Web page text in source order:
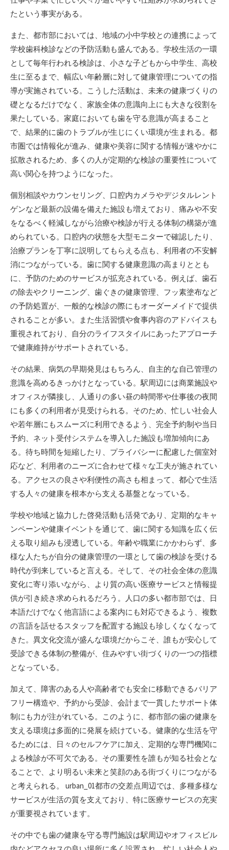
たという事実がある。
また、都市部においては、地域の小中学校との連携によって
学校歯科検診などの予防活動も盛んである。学校生活の一環
として毎年行われる検診は、小さな子どもから中学生、高校
生に至るまで、幅広い年齢層に対して健康管理についての指
導が実施されている。こうした活動は、未来の健康づくりの
礎となるだけでなく、家族全体の意識向上にも大きな役割を
果たしている。家庭においても歯を守る意識が高まること
で、結果的に歯のトラブルが生じにくい環境が生まれる。都
市圏では情報化が進み、健康や美容に関する情報が速やかに
拡散されるため、多くの人が定期的な検診の重要性について
高い関心を持つようになった。
個別相談やカウンセリング、口腔内カメラやデジタルレント
ゲンなど最新の設備を備えた施設も増えており、痛みや不安
をなるべく軽減しながら治療や検診が行える体制の構築が進
められている。口腔内の状態を大型モニターで確認したり、
治療プランを丁寧に説明してもらえる点も、利用者の不安解
消につながっている。歯に関する健康意識の高まりととも
に、予防のためのサービスが拡充されている。例えば、歯石
の除去やクリーニング、歯ぐきの健康管理、フッ素塗布など
の予防処置が、一般的な検診の際にもオーダーメイドで提供
されることが多い。また生活習慣や食事内容のアドバイスも
重視されており、自分のライフスタイルにあったアプローチ
で健康維持がサポートされている。
その結果、病気の早期発見はもちろん、自主的な自己管理の
意識を高めるきっかけとなっている。駅周辺には商業施設や
オフィスが隣接し、人通りの多い昼の時間帯や仕事後の夜間
にも多くの利用者が見受けられる。そのため、忙しい社会人
や若年層にもスムーズに利用できるよう、完全予約制や当日
予約、ネット受付システムを導入した施設も増加傾向にあ
る。待ち時間を短縮したり、プライバシーに配慮した個室対
応など、利用者のニーズに合わせて様々な工夫が施されてい
る。アクセスの良さや利便性の高さも相まって、都心で生活
する人々の健康を根本から支える基盤となっている。
学校や地域と協力した啓発活動も活発であり、定期的なキャ
ンペーンや健康イベントを通じて、歯に関する知識を広く伝
える取り組みも浸透している。年齢や職業にかかわらず、多
様な人たちが自分の健康管理の一環として歯の検診を受ける
時代が到来していると言える。そして、その社会全体の意識
変化に寄り添いながら、より質の高い医療サービスと情報提
供が引き続き求められるだろう。人口の多い都市部では、日
本語だけでなく他言語による案内にも対応できるよう、複数
の言語を話せるスタッフを配置する施設も珍しくなくなって
きた。異文化交流が盛んな環境だからこそ、誰もが安心して
受診できる体制の整備が、住みやすい街づくりの一つの指標
となっている。
加えて、障害のある人や高齢者でも安全に移動できるバリア
フリー構造や、予約から受診、会計まで一貫したサポート体
制にも力が注がれている。このように、都市部の歯の健康を
支える環境は多面的に発展を続けている。健康的な生活を守
るためには、日々のセルフケアに加え、定期的な専門機関に
よる検診が不可欠である。その重要性を誰もが知る社会とな
ることで、より明るい未来と笑顔のある街づくりにつながる
と考えられる。 urban_01都市の交差点周辺では、多種多様な
サービスが生活の質を支えており、特に医療サービスの充実
が重要視されています。
その中でも歯の健康を守る専門施設は駅周辺やオフィスビル